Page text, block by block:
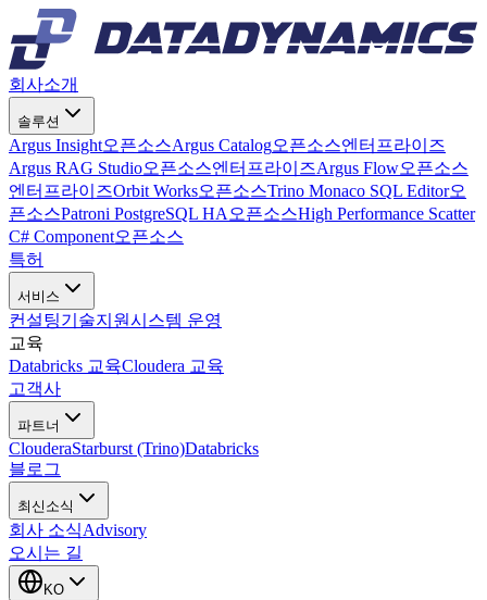
회사소개
솔루션
Argus Insight오픈소스Argus Catalog오픈소스엔터프라이즈
Argus RAG Studio오픈소스엔터프라이즈Argus Flow오픈소스
엔터프라이즈Orbit Works오픈소스Trino Monaco SQL Editor오
픈소스Patroni PostgreSQL HA 오픈소스High Performance Scatter
C# Component오픈소스
특허
서비스
컨설팅기술지원시스템 운영
교육
Databricks 교육Cloudera 교육
고객사
파트너
ClouderaStarburst (Trino)Databricks
블로그
최신소식
회사 소식Advisory
오시는 길
KO